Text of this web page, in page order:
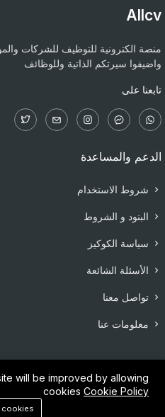
Allcv
منصة الكترونية للتوظيف للشركات
واضيفوا سيرتكم الذاتية وللوظائف
تابعنا على
الدعم والمساعدة
شروط الاستخدام
البنود و الشروط
سياسة الكوكيز
الأسئلة الشائعة
تواصل معنا
معلومات عنا
will be improved by allowing
cookies Cookie Policy
cookies